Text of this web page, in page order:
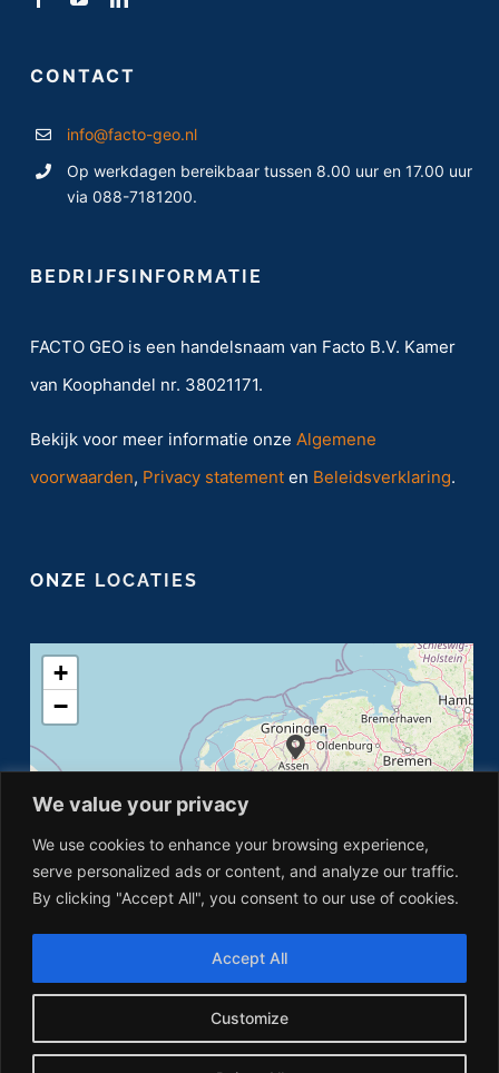
We value your privacy
We use cookies to enhance your browsing experience,
serve personalized ads or content, and analyze our traffic.
By clicking "Accept All", you consent to our use of cookies.
Customize
Accept All
CONTACT
info@facto-geo.nl
Op werkdagen bereikbaar tussen 8.00 uur en 17.00 uur
via 088-7181200.
BEDRIJFSINFORMATIE
FACTO GEO is een handelsnaam van Facto B.V. Kamer
van Koophandel nr. 38021171.
Bekijk voor meer informatie onze Algemene
voorwaarden, Privacy statementen Beleidsverklaring.
ONZE LOCATIES
+
−